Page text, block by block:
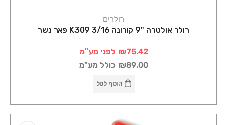
רולרים
רולר אולטרה "9 קורונה 3/16 K309 פאר נשר
₪75.42 לפני מע"מ
₪89.00 כולל מע"מ
הוסף לסל